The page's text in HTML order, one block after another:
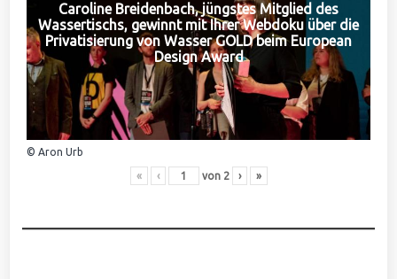
Caroline Breidenbach, jüngstes Mitglied des
Wassertischs, gewinnt mit Ihrer Webdoku über die
Privatisierung von Wasser GOLD beim European
Design Award
© Aron Urb
« ‹ von 2 › »